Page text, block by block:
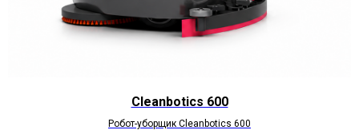
Cleanbotics 600
Робот-уборщик Cleanbotics 600